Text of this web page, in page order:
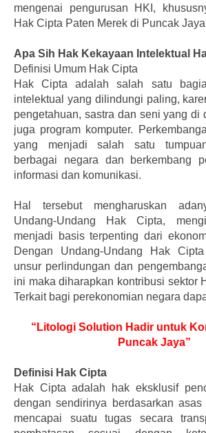
mengenai pengurusan HKI,
Hak Cipta Paten Merek di Puncak
Apa Sih Hak Kekayaan Intelektual
Definisi Umum Hak Cipta
Hak Cipta adalah salah satu
intelektual yang dilindungi paling,
pengetahuan, sastra dan seni yang di
juga program komputer.
yang menjadi salah satu
berbagai negara dan berkembang
informasi dan komunikasi.
Hal tersebut mengharuskan
Undang-Undang Hak Cipta,
menjadi basis terpenting dari
Dengan Undang-Undang Hak
unsur perlindungan dan
ini maka diharapkan kontribusi sektor
Terkait bagi perekonomian negara
“Litologi Solution Hadir untuk
Puncak Jaya”
Definisi Hak Cipta
Hak Cipta adalah hak eksklusif
dengan sendirinya berdasarkan
mencapai suatu tugas secara